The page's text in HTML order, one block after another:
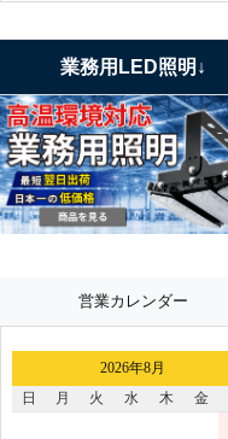
業務用LED照明↓
営業カレンダー
2026年8月
日
月 火 水 木 金